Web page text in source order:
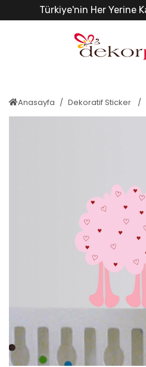
Türkiye'nin Her Yerine
Anasayfa Dekoratif Sticker